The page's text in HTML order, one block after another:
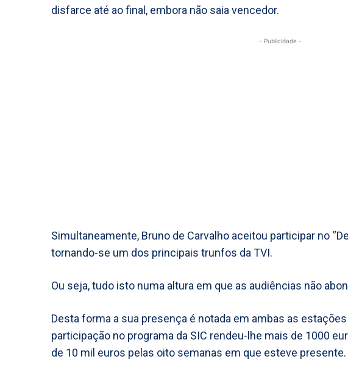
disfarce até ao final, embora não saia vencedor.
- Publicidade -
Simultaneamente, Bruno de Carvalho aceitou participar no
tornando-se um dos principais trunfos da TVI.
Ou seja, tudo isto numa altura em que as audiências não
Desta forma a sua presença é notada em ambas as
participação no programa da SIC rendeu-lhe mais de 1000
de 10 mil euros pelas oito semanas em que esteve presente.